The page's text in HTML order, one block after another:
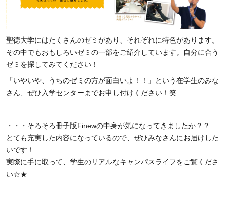
聖徳大学にはたくさんのゼミがあり、それぞれに特色があります。
その中でもおもしろいゼミの一部をご紹介しています。自分に合う
ゼミを探してみてください！
「いやいや、うちのゼミの方が面白いよ！！」という在学生のみな
さん、ぜひ入学センターまでお申し付けください！笑
・・・そろそろ冊子版Finewの中身が気になってきましたか？？
とても充実した内容になっているので、ぜひみなさんにお届けした
いです！
実際に手に取って、学生のリアルなキャンパスライフをご覧くださ
い☆★